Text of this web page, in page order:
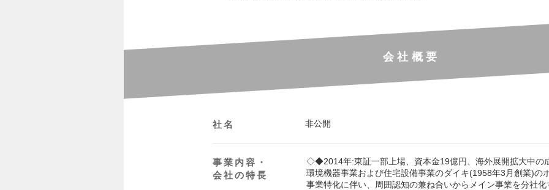
会社概要
社名 非公開
事業内容・
会社の特長
◇◆2014年:東証一部上場、資本金19億円、海外展開拡大中
環境機器事業および住宅設備事業のダイキ(1958年3月創業)の
事業特化に伴い、周囲認知の兼ね合いからメイン事業を分社